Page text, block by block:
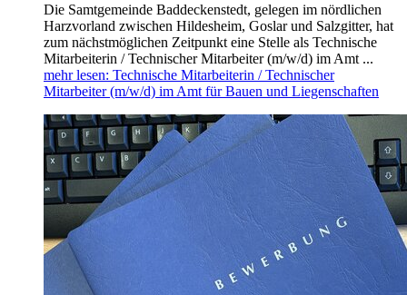
Die Samtgemeinde Baddeckenstedt, gelegen im nördlichen
Harzvorland zwischen Hildesheim, Goslar und Salzgitter, hat
zum nächstmöglichen Zeitpunkt eine Stelle als Technische
Mitarbeiterin / Technischer Mitarbeiter (m/w/d) im Amt ...
mehr lesen: Technische Mitarbeiterin / Technischer
Mitarbeiter (m/w/d) im Amt für Bauen und Liegenschaften